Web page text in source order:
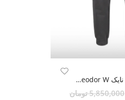
اسلش ورزشی زنانه نایک Nike Theodor W
5,850,000 تومان